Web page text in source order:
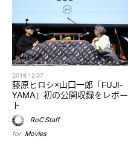
2019.12.07
藤原ヒロシ×山口一郎「FUJI-
YAMA」初の公開収録をレポー
ト
RoC Staff
for Movies